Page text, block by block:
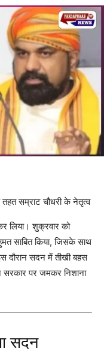
सम्राट चौधरी के नेतृत्व
लिया। शुक्रवार को
साबित किया, जिसके साथ
दौरान सदन में तीखी बहस
सरकार पर जमकर निशाना
सदन